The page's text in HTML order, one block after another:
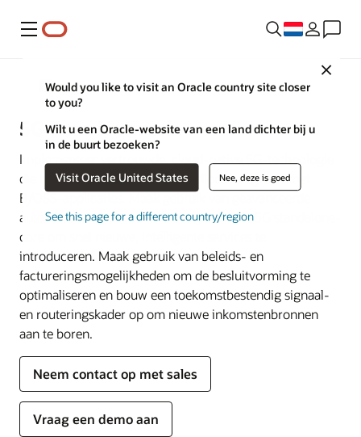
Menu
Close
Would you like to visit an Oracle country site closer
to you?
Wilt u een Oracle-website van een land dichter bij u
in de buurt bezoeken?
Visit Oracle United States Nee, deze is goed
See this page for a different country/region
Communications
5G Core Network
Implementeer vertrouwde, cloud-native 5G-technologie
die het signaleringsnetwerk naadloos integreert met
B/OSS-applicaties. Maak gebruik van geavanceerde
automatisering en realtime analyses in de 5G standalone-
core om snel nieuwe, intelligente services te
introduceren. Maak gebruik van beleids- en
factureringsmogelijkheden om de besluitvorming te
optimaliseren en bouw een toekomstbestendig signaal-
en routeringskader op om nieuwe inkomstenbronnen
aan te boren.
Neem contact op met sales
Vraag een demo aan